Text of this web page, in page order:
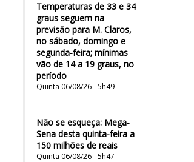
Temperaturas de 33 e 34
graus seguem na
previsão para M. Claros,
no sábado, domingo e
segunda-feira; mínimas
vão de 14 a 19 graus, no
período
Quinta 06/08/26 - 5h49
Não se esqueça: Mega-
Sena desta quinta-feira a
150 milhões de reais
Quinta 06/08/26 - 5h47